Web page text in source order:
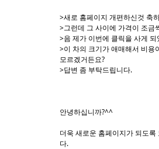
>새로 홈페이지 개편하신것 축
>그런데 그 사이에 가격이 조금
>음 제가 이번에 클릭을 사게 되
>이 차의 크기가 애매해서 비용
모르겠거든요?
>답변 좀 부탁드립니다.
안녕하십니까?^^
더욱 새로운 홈페이지가 되도록
다.